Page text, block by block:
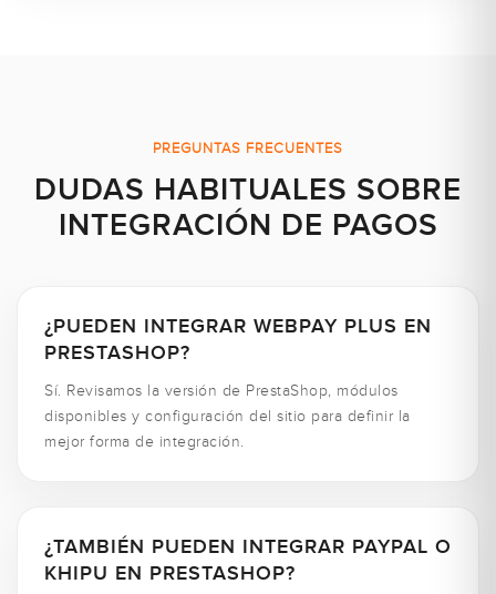
PREGUNTAS FRECUENTES
DUDAS HABITUALES SOBRE
INTEGRACIÓN DE PAGOS
¿PUEDEN INTEGRAR WEBPAY PLUS EN
PRESTASHOP?
Sí. Revisamos la versión de PrestaShop, módulos
disponibles y configuración del sitio para definir la
mejor forma de integración.
¿TAMBIÉN PUEDEN INTEGRAR PAYPAL O
KHIPU EN PRESTASHOP?